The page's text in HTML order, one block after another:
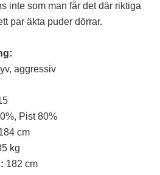
inte som man får det där riktiga
par äkta puder dörrar.
aggressiv
Pist 80%
cm
kg
182 cm